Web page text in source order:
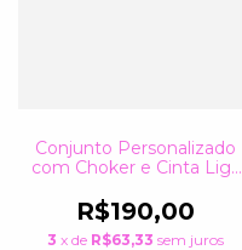
Conjunto Personalizado
com Choker e Cinta Liga
R$190,00
3 x de R$63,33 sem juros